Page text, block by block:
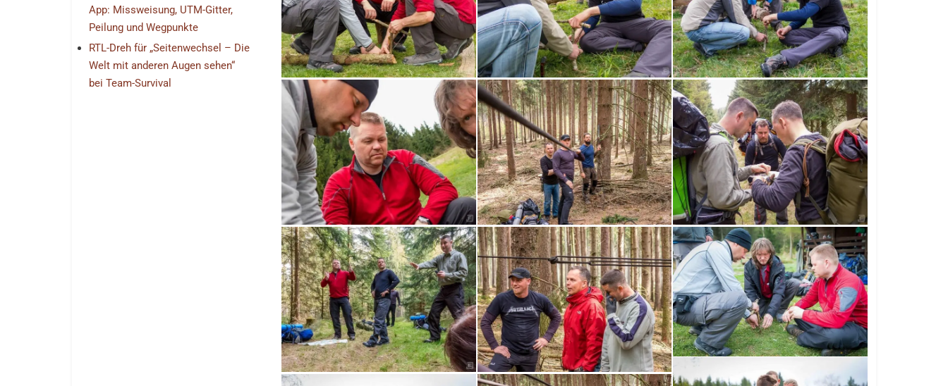
App: Missweisung, UTM-Gitter,
Peilung und Wegpunkte
RTL-Dreh für „Seitenwechsel – Die
Welt mit anderen Augen sehen“
bei Team-Survival